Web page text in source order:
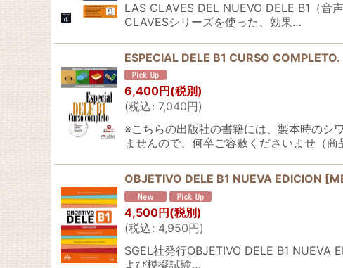
LAS CLAVES DEL NUEVO DELE B1（音
CLAVESシリーズを使った、効果…
ESPECIAL DELE B1 CURSO
6,400円 (税別)
(税込: 7,040円)
※こちらの出版社の書籍には、製本時のシ
ませんので、何卒ご容赦くださいませ（
OBJETIVO DELE B1 NUEVA EDICION [
4,500円(税別)
(税込: 4,950円)
SGEL社発行OBJETIVO DELE B1 NUEVA
よび模擬試験…